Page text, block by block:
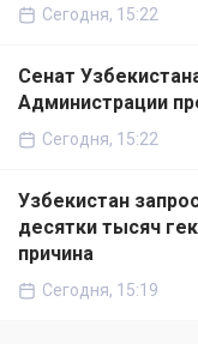
Сегодня, 15:22
Сенат
Администрации
Сегодня, 15:22
Узбекистан
десятки тысяч
причина
Сегодня, 15:19